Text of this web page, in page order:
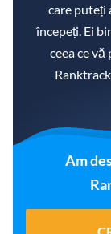
care puteți
începeți. Ei
ceea ce
Am